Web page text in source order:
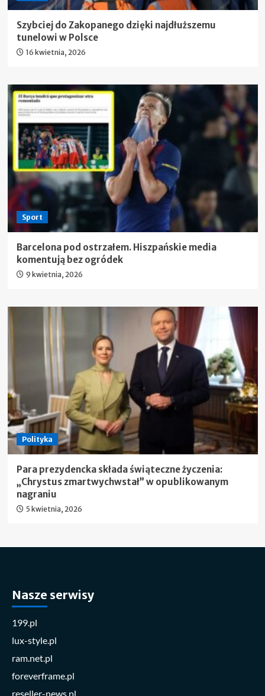
Szybciej do Zakopanego dzięki najdłuższemu
tunelowi w Polsce
16 kwietnia, 2026
Sport
Barcelona pod ostrzałem. Hiszpańskie media
komentują bez ogródek
9 kwietnia, 2026
Polityka
Para prezydencka składa świąteczne życzenia:
„Chrystus zmartwychwstał” w opublikowanym
nagraniu
5 kwietnia, 2026
Nasze serwisy
199.pl
lux-style.pl
ram.net.pl
foreverframe.pl
reseller-news.pl